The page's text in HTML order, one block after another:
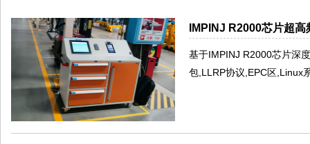
IMPINJ R2000芯片超
基于IMPINJ R2000芯片深
包,LLRP协议,EPC区,Linux